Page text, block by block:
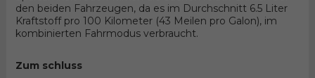
den beiden Fahrzeugen, da es im Durchschnitt 6.5 Liter
Kraftstoff pro 100 Kilometer (43 Meilen pro Galon), im
kombinierten Fahrmodus verbraucht.
Zum schluss